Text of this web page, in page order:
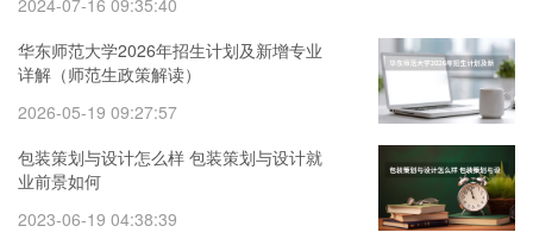
2024-07-16 09:35:40
华东师范大学2026年招生计划及新增专业
详解（师范生政策解读）
2026-05-19 09:27:57
包装策划与设计怎么样 包装策划与设计就
业前景如何
2023-06-19 04:38:39